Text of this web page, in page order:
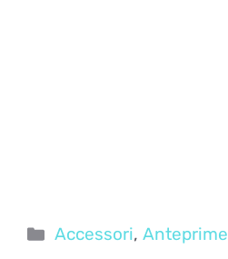
Categorie
Accessori,Anteprime